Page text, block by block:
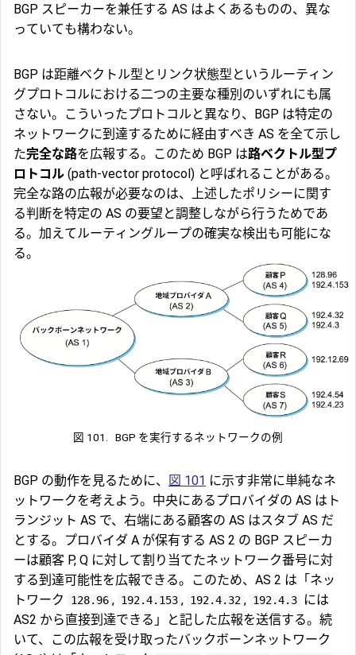
BGP スピーカーを兼任する AS はよくあるものの、異な
っていても構わない。
BGP は距離ベクトル型とリンク状態型というルーティン
グプロトコルにおける二つの主要な種別のいずれにも属
さない。こういったプロトコルと異なり、BGP は特定の
ネットワークに到達するために経由すべき AS を全て示し
た完全な路を広報する。このため BGP は路ベクトル型プ
ロトコル (path-vector protocol) と呼ばれることがある。
完全な路の広報が必要なのは、上述したポリシーに関す
る判断を特定の AS の要望と調整しながら行うためであ
る。加えてルーティングループの確実な検出も可能にな
る。
図 101. BGP を実行するネットワークの例
BGP の動作を見るために、 図 101 に示す非常に単純なネ
ットワークを考えよう。中央にあるプロバイダの AS はト
ランジット AS で、右端にある顧客の AS はスタブ AS だ
とする。プロバイダ A が保有する AS 2 の BGP スピーカ
ーは顧客 P, Q に対して割り当てたネットワーク番号に対
する到達可能性を広報できる。このため、AS 2 は「ネッ
トワーク
128.96 , 192.4.153 , 192.4.32 , 192.4.3
には
AS2 から直接到達できる」と記した広報を送信する。続
いて、この広報を受け取ったバックボーンネットワーク